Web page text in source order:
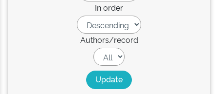
In order
Authors/record